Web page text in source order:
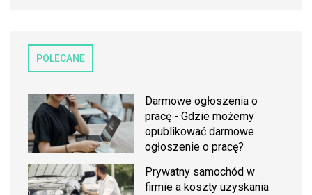
POLECANE
Darmowe ogłoszenia o
pracę - Gdzie możemy
opublikować darmowe
ogłoszenie o pracę?
Prywatny samochód w
firmie a koszty uzyskania